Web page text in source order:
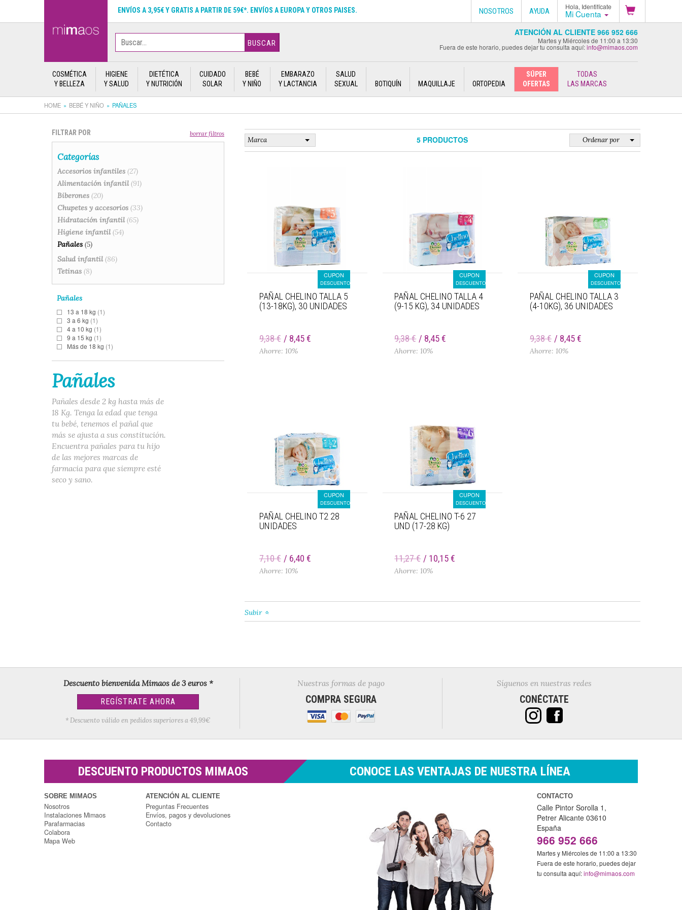
ENVÍOS A 3,95€ Y GRATIS A PARTIR DE 59€*. ENVÍOS A EUROPA Y OTROS PAISES. Hola, Identifícate
Mi Cuenta
AYUDA
NOSOTROS
BUSCAR
ATENCIÓN AL CLIENTE 966 952 666
Martes y Miércoles de 11:00 a 13:30
Fuera de este horario, puedes dejar tu consulta aquí:info@mimaos.com
COSMÉTICA
Y BELLEZA
HIGIENE
Y SALUD
DIETÉTICA
Y NUTRICIÓN
CUIDADO
SOLAR
BEBÉ
Y NIÑO
EMBARAZO
Y LACTANCIA
SALUD
SEXUAL
BOTIQUÍN MAQUILLAJE ORTOPEDIA
SÚPER
OFERTAS
TODAS
LAS MARCAS
HOME BEBÉ Y NIÑO PAÑALES
FILTRAR POR borrar filtros
Categorías
Accesorios infantiles (27)
Alimentación infantil (91)
Biberones (20)
Chupetes y accesorios (33)
Hidratación infantil (65)
Higiene infantil (54)
Pañales (5)
Salud infantil (86)
Tetinas (8)
Pañales
13 a 18 kg (1)
3 a 6 kg (1)
4 a 10 kg (1)
9 a 15 kg (1)
Más de 18 kg (1)
Pañales
Pañales desde 2 kg hasta más de
18 Kg. Tenga la edad que tenga
tu bebé, tenemos el pañal que
más se ajusta a sus constitución.
Encuentra pañales para tu hijo
de las mejores marcas de
farmacia para que siempre esté
seco y sano.
Marca 5 PRODUCTOS Ordenar por
CUPON
DESCUENTO
PAÑAL CHELINO TALLA 5
(13-18KG), 30 UNIDADES
9,38 € 8,45 €
Ahorre: 10%
CUPON
DESCUENTO
PAÑAL CHELINO TALLA 4
(9-15 KG), 34 UNIDADES
9,38 € 8,45 €
Ahorre: 10%
CUPON
DESCUENTO
PAÑAL CHELINO TALLA 3
(4-10KG), 36 UNIDADES
9,38 € 8,45 €
Ahorre: 10%
CUPON
DESCUENTO
PAÑAL CHELINO T2 28
UNIDADES
7,10 € 6,40 €
Ahorre: 10%
CUPON
DESCUENTO
PAÑAL CHELINO T-6 27
UND (17-28 KG)
11,27 € 10,15 €
Ahorre: 10%
Subir
Descuento bienvenida Mimaos de 3 euros *
REGÍSTRATE AHORA
* Descuento válido en pedidos superiores a 49,99€
Nuestras formas de pago
COMPRA SEGURA
Síguenos en nuestras redes
CONÉCTATE
DESCUENTO PRODUCTOS MIMAOS CONOCE LAS VENTAJAS DE NUESTRA LÍNEA
SOBRE MIMAOS
Nosotros
Instalaciones Mimaos
Parafarmacias
Colabora
Mapa Web
ATENCIÓN AL CLIENTE
Preguntas Frecuentes
Envíos, pagos y devoluciones
Contacto
CONTACTO
Calle Pintor Sorolla 1,
Petrer Alicante 03610
España
966 952 666
Martes y Miércoles de 11:00 a 13:30
Fuera de este horario, puedes dejar
tu consulta aquí:info@mimaos.com